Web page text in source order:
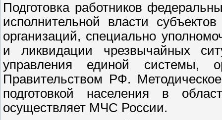
Подготовка работников
исполнительной власти
организаций, специально
и ликвидации чрезвычайных
управления единой системы,
Правительством РФ.
подготовкой населения в
осуществляет МЧС России.